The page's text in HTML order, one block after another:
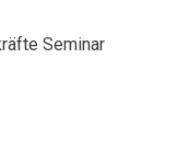
Seminar